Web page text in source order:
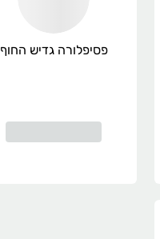
פסיפלורה גדיש החוף